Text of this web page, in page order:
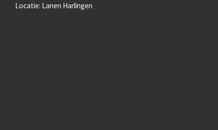
Locatie: Lanen Harlingen